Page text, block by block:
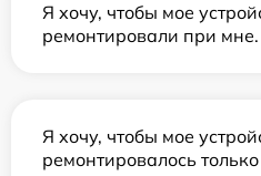
Я хочу, чтобы мое
ремонтировали при мне.
Я хочу, чтобы мое
ремонтировалось